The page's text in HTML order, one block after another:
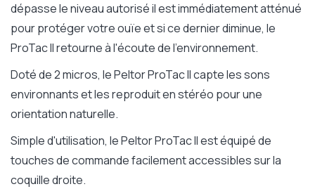
dépasse le niveau autorisé il est immédiatement atténué
pour protéger votre ouïe et si ce dernier diminue, le
ProTac II retourne à l'écoute de l'environnement.
Doté de 2 micros, le Peltor ProTac II capte les sons
environnants et les reproduit en stéréo pour une
orientation naturelle.
Simple d'utilisation, le Peltor ProTac II est équipé de
touches de commande facilement accessibles sur la
coquille droite.